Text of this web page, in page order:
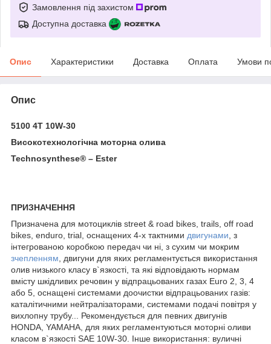
Замовлення під захистом
Доступна доставка
Опис Характеристики Доставка Оплата Умови
Опис
5100 4T 10W-30
Високотехнологічна моторна олива
Technosynthese® – Ester
ПРИЗНАЧЕННЯ
Призначена для мотоциклів street & road bikes, trails, off road
bikes, enduro, trial, оснащених 4-х тактними двигунами , з
інтегрованою коробкою передач чи ні, з сухим чи мокрим
зчепленням , двигуни для яких регламентується використання
олив низького класу в`язкості, та які відповідають нормам
вмісту шкідливих речовин у відпрацьованих газах Euro 2, 3, 4
або 5, оснащені системами доочистки відпрацьованих газів:
каталітичними нейтралізаторами, системами подачі повітря у
вихлопну трубу... Рекомендується для певних двигунів
HONDA, YAMAHA, для яких регламентуються моторні оливи
класом в`язкості SAE 10W-30. Інше використання: вуличні